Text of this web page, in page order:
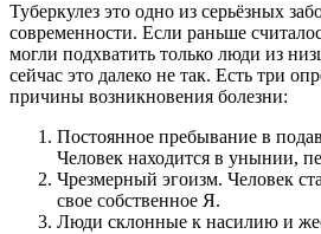
Туберкулез это одно из серьёзных
современности. Если раньше
могли подхватить только люди из
сейчас это далеко не так. Есть три
причины возникновения болезни:
Постоянное пребывание в
Человек находится в унынии,
Чрезмерный эгоизм. Человек
свое собственное Я.
Люди склонные к насилию и